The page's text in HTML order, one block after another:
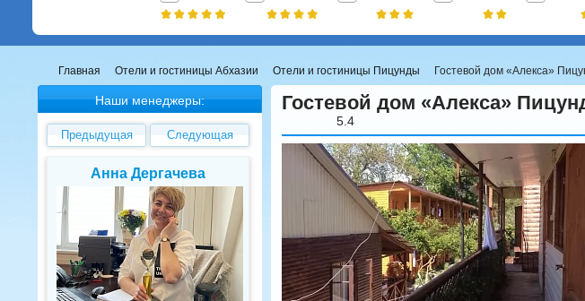
Главная Отели и гостиницы Абхазии Отели и гостиницы Пицунды Гостевой дом «Алекса»
Наши менеджеры:
Предыдущая Следующая
Елена Валуева Светлана Гарбузова
Гостевой дом «Алекса»
5.4